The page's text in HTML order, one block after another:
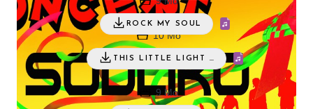
ROCK MY SOUL
THIS LITTLE LIGHT …
10 Mo
9 Mo